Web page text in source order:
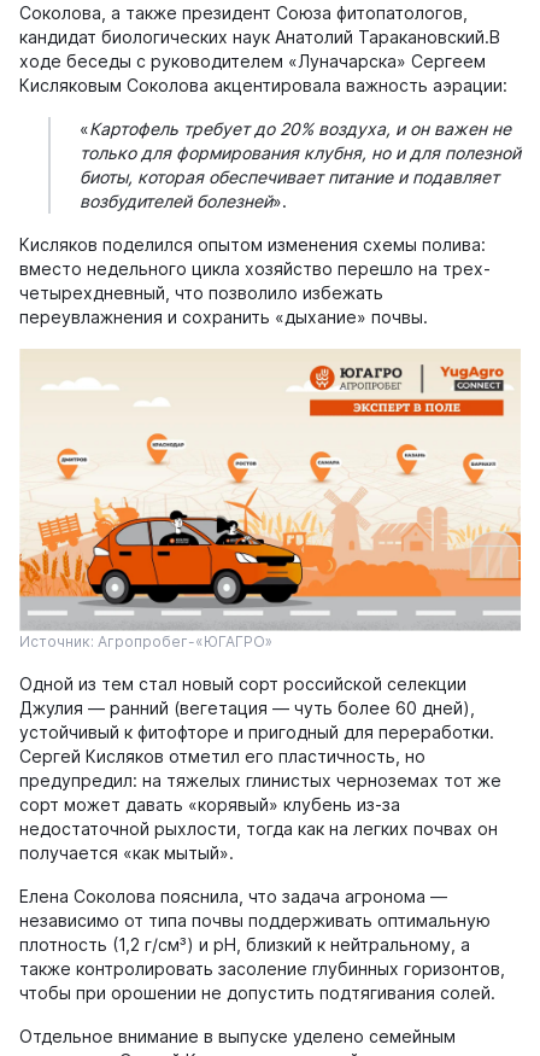
Соколова, а также президент Союза фитопатологов,
кандидат биологических наук Анатолий Таракановский.В
ходе беседы с руководителем «Луначарска» Сергеем
Кисляковым Соколова акцентировала важность аэрации:
«Картофель требует до 20% воздуха, и он важен не
только для формирования клубня, но и для полезной
биоты, которая обеспечивает питание и подавляет
возбудителей болезней».
Кисляков поделился опытом изменения схемы полива:
вместо недельного цикла хозяйство перешло на трех-
четырехдневный, что позволило избежать
переувлажнения и сохранить «дыхание» почвы.
Источник: Агропробег-«ЮГАГРО»
Одной из тем стал новый сорт российской селекции
Джулия — ранний (вегетация — чуть более 60 дней),
устойчивый к фитофторе и пригодный для переработки.
Сергей Кисляков отметил его пластичность, но
предупредил: на тяжелых глинистых черноземах тот же
сорт может давать «корявый» клубень из-за
недостаточной рыхлости, тогда как на легких почвах он
получается «как мытый».
Елена Соколова пояснила, что задача агронома —
независимо от типа почвы поддерживать оптимальную
плотность (1,2 г/см³) и pH, близкий к нейтральному, а
также контролировать засоление глубинных горизонтов,
чтобы при орошении не допустить подтягивания солей.
Отдельное внимание в выпуске уделено семейным